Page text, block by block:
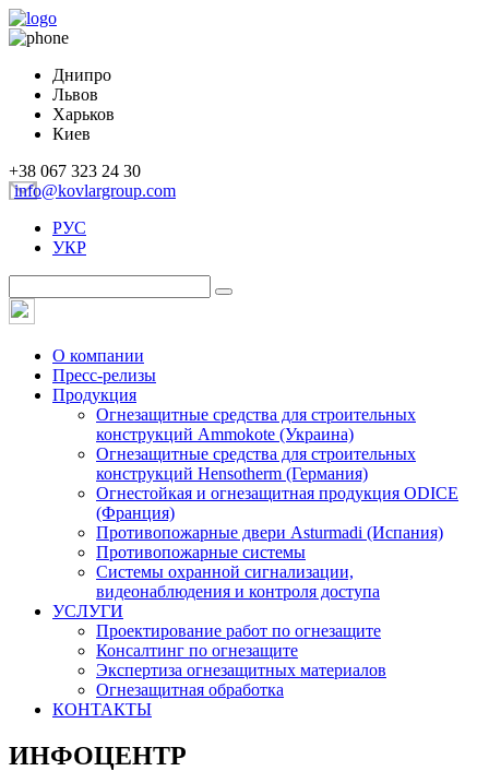
Днипро
Львов
Харьков
Киев
+38 067 323 24 30
info@kovlargroup.com
РУС
УКР
О компании
Пресс-релизы
Продукция
Огнезащитные средства для строительных
конструкций Ammokote (Украина)
Огнезащитные средства для строительных
конструкций Hensotherm (Германия)
Огнестойкая и огнезащитная продукция ODICE
(Франция)
Противопожарные двери Asturmadi (Испания)
Противопожарные системы
Системы охранной сигнализации,
видеонаблюдения и контроля доступа
УСЛУГИ
Проектирование работ по огнезащите
Консалтинг по огнезащите
Экспертиза огнезащитных материалов
Огнезащитная обработка
КОНТАКТЫ
ИНФОЦЕНТР